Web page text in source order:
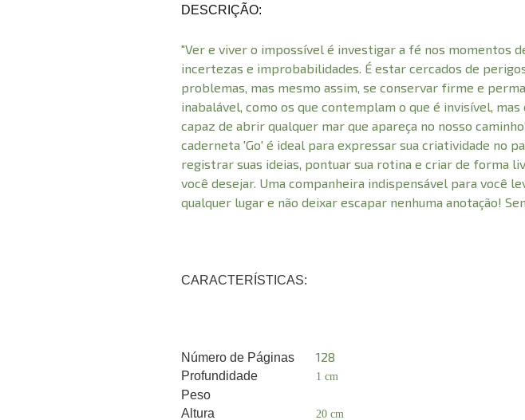
DESCRIÇÃO:
"Ver e viver o impossível é investigar a fé nos momentos
incertezas e improbabilidades. É estar cercados de
problemas, mas mesmo assim, se conservar firme e
inabalável, como os que contemplam o que é invisível, mas
capaz de abrir qualquer mar que apareça no nosso
caderneta 'Go' é ideal para expressar sua criatividade no
registrar suas ideias, pontuar sua rotina e criar de forma
você desejar. Uma companheira indispensável para você
qualquer lugar e não deixar escapar nenhuma anotação!
CARACTERÍSTICAS:
Número de Páginas 128
Profundidade 1 cm
Peso
Altura
20 cm